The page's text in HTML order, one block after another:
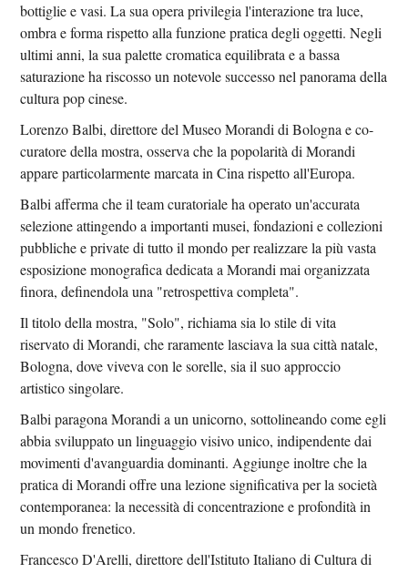
bottiglie e vasi. La sua opera privilegia l'interazione tra luce,
ombra e forma rispetto alla funzione pratica degli oggetti. Negli
ultimi anni, la sua palette cromatica equilibrata e a bassa
saturazione ha riscosso un notevole successo nel panorama della
cultura pop cinese.
Lorenzo Balbi, direttore del Museo Morandi di Bologna e co-
curatore della mostra, osserva che la popolarità di Morandi
appare particolarmente marcata in Cina rispetto all'Europa.
Balbi afferma che il team curatoriale ha operato un'accurata
selezione attingendo a importanti musei, fondazioni e collezioni
pubbliche e private di tutto il mondo per realizzare la più vasta
esposizione monografica dedicata a Morandi mai organizzata
finora, definendola una "retrospettiva completa".
Il titolo della mostra, "Solo", richiama sia lo stile di vita
riservato di Morandi, che raramente lasciava la sua città natale,
Bologna, dove viveva con le sorelle, sia il suo approccio
artistico singolare.
Balbi paragona Morandi a un unicorno, sottolineando come egli
abbia sviluppato un linguaggio visivo unico, indipendente dai
movimenti d'avanguardia dominanti. Aggiunge inoltre che la
pratica di Morandi offre una lezione significativa per la società
contemporanea: la necessità di concentrazione e profondità in
un mondo frenetico.
Francesco D'Arelli, direttore dell'Istituto Italiano di Cultura di